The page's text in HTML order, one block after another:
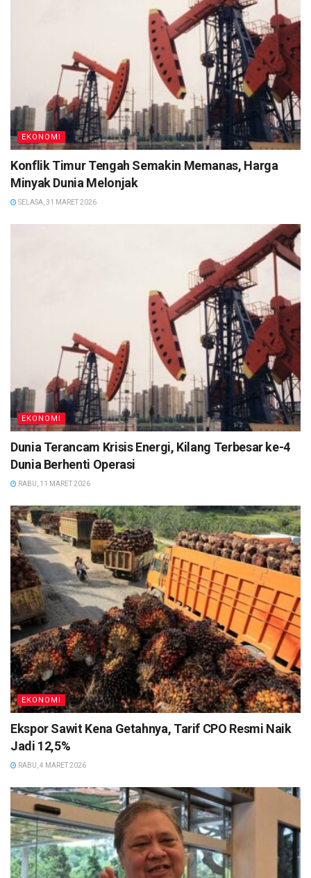
EKONOMI
Konflik Timur Tengah Semakin Memanas, Harga
Minyak Dunia Melonjak
SELASA, 31 MARET 2026
EKONOMI
Dunia Terancam Krisis Energi, Kilang Terbesar ke-4
Dunia Berhenti Operasi
RABU, 11 MARET 2026
EKONOMI
Ekspor Sawit Kena Getahnya, Tarif CPO Resmi Naik
Jadi 12,5%
RABU, 4 MARET 2026